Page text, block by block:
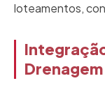
loteamentos,
Drenagem